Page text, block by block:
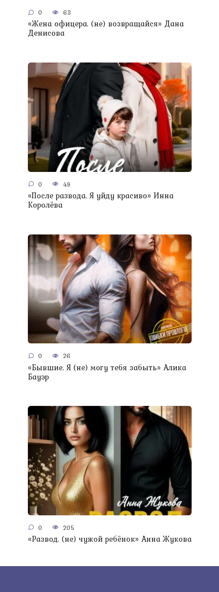
0 63
«Жена офицера. (не) возвращайся» Дана
Денисова
0 49
«После развода. Я уйду красиво» Инна
Королёва
0 26
«Бывшие. Я (не) могу тебя забыть» Алика
Бауэр
0 205
«Развод. (не) чужой ребёнок» Анна Жукова